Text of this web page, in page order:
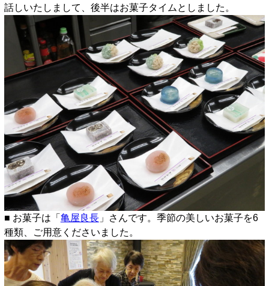
話しいたしまして、後半はお菓子タイムとしました。
■ お菓子は「 亀屋良長」さんです。季節の美しいお菓子を6
種類、ご用意くださいました。